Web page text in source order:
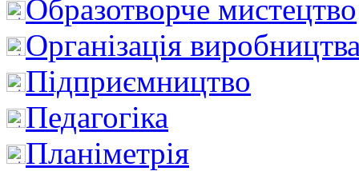
Образотворче мистецтво
Організація
Підприємництво
Педагогіка
Планіметрія